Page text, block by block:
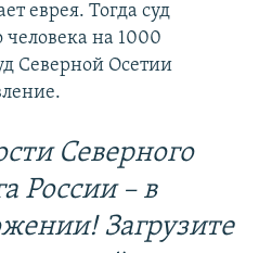
еврея. Тогда суд
на 1000
Северной Осетии
Северного
России – в
Загрузите